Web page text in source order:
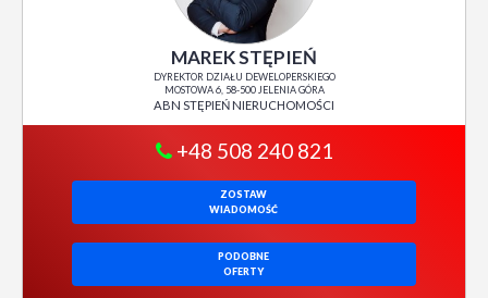
MAREK STĘPIEŃ
DYREKTOR DZIAŁU DEWELOPERSKIEGO
MOSTOWA 6, 58-500 JELENIA GÓRA
ABN STĘPIEŃ NIERUCHOMOŚCI
+48 508 240 821
ZOSTAW
WIADOMOŚĆ
PODOBNE
OFERTY